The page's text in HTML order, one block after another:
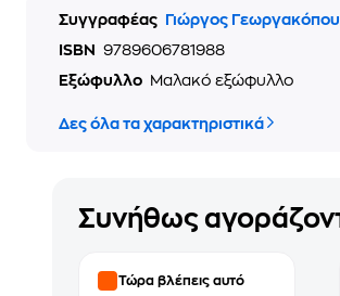
Συγγραφέας Γιώργος
ISBN
9789606781988
Εξώφυλλο
Μαλακό εξώφυλλο
Δες όλα τα χαρακτηριστικά
Συνήθως
Τώρα βλέπεις αυτό